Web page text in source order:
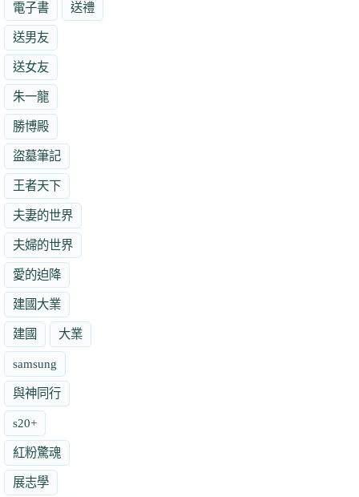
電子書 送禮
送男友
送女友
朱一龍
勝博殿
盜墓筆記
王者天下
夫妻的世界
夫婦的世界
愛的迫降
建國大業
建國 大業
samsung
與神同行
s20+
紅粉驚魂
展志學